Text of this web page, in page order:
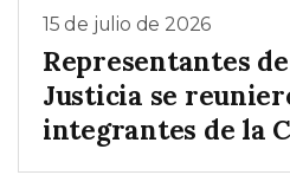
15 de julio de 2026
Representantes
Justicia se
integrantes de la